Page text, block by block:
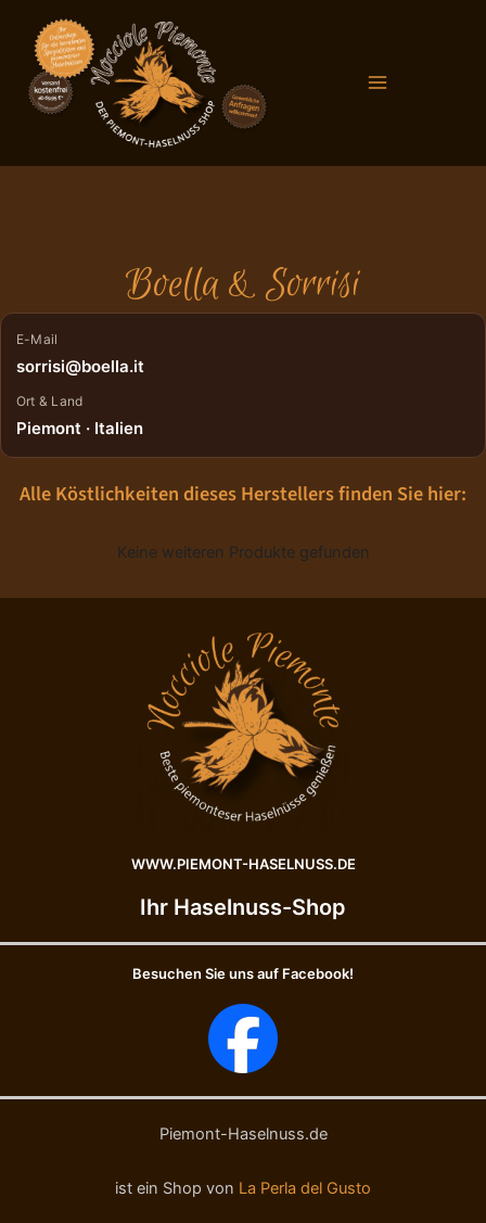
Inhalt
springen
Boella & Sorrisi
E-Mail
sorrisi@boella.it
Ort & Land
Piemont · Italien
Alle Köstlichkeiten dieses Herstellers finden Sie hier:
Keine weiteren Produkte gefunden
WWW.PIEMONT-HASELNUSS.DE
Ihr Haselnuss-Shop
Besuchen Sie uns auf Facebook!
Piemont-Haselnuss.de
ist ein Shop von La Perla del Gusto